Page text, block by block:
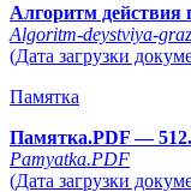
Алгоритм действия
Algoritm-deystviya-
(Дата загрузки
Памятка
Памятка.PDF—
Pamyatka.PDF
(Дата загрузки